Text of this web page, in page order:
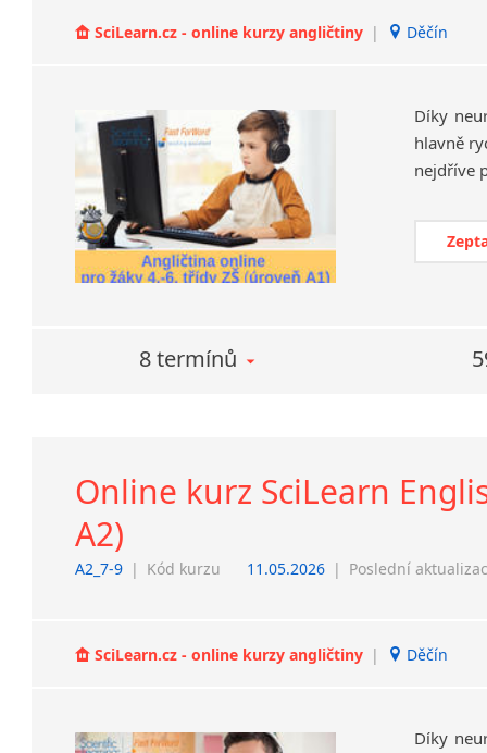
SciLearn.cz - online kurzy angličtiny | Děčín
Díky
hlavně
8 termínů
Online kurz SciLearn
A2)
A2_7-9 | Kód kurzu 11.05.2026 | Poslední
SciLearn.cz - online kurzy angličtiny | Děčín
Díky